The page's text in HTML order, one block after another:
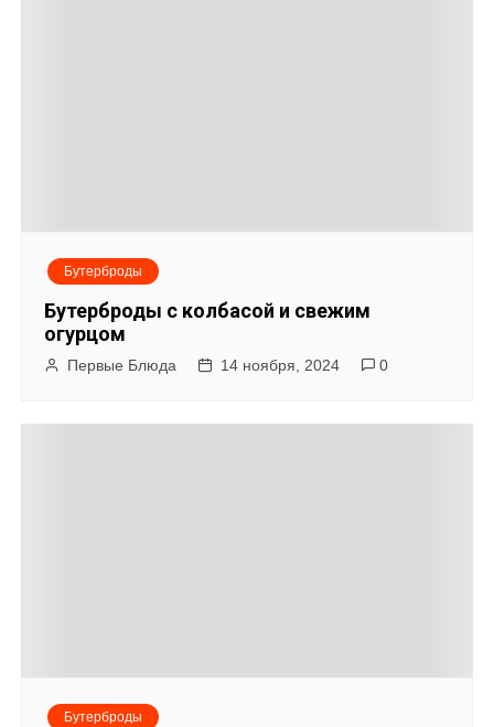
Бутерброды
Бутерброды с колбасой и свежим
огурцом
Первые Блюда 14 ноября, 2024 0
Бутерброды